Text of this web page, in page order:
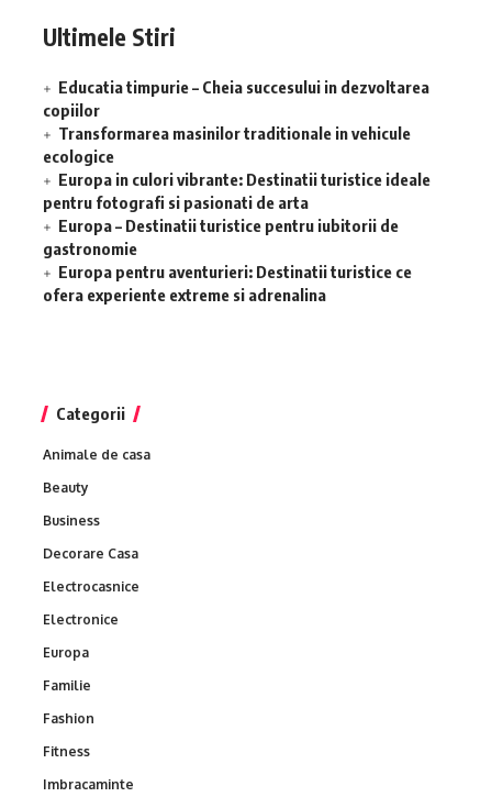
Ultimele Stiri
Educatia timpurie – Cheia succesului in dezvoltarea
copiilor
Transformarea masinilor traditionale in vehicule
ecologice
Europa in culori vibrante: Destinatii turistice ideale
pentru fotografi si pasionati de arta
Europa – Destinatii turistice pentru iubitorii de
gastronomie
Europa pentru aventurieri: Destinatii turistice ce
ofera experiente extreme si adrenalina
Categorii
Animale de casa
Beauty
Business
Decorare Casa
Electrocasnice
Electronice
Europa
Familie
Fashion
Fitness
Imbracaminte